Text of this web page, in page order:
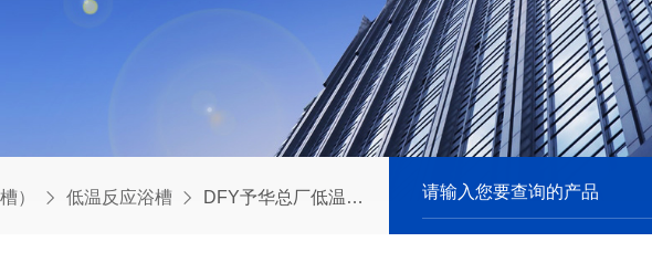
） 低温反应浴槽 DFY予华总厂低温反应浴、全部型号参数、使用说明、不冻液配比